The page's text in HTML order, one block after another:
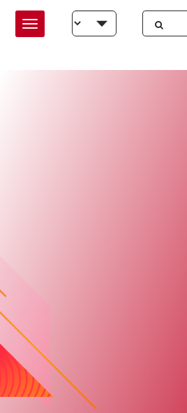
Select your language